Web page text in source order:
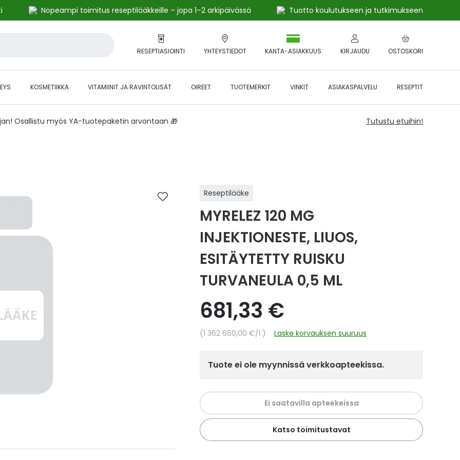
Nopeampi toimitus reseptilääkkeille – jopa 1–2 arkipäivässä
Tuotto koulutukseen ja tutkimukseen
RESEPTIASIOINTI YHTEYSTIEDOT OSTOSKORI
KANTA-ASIAKKUUS KIRJAUDU
KOSMETIIKKA VITAMIINIT JA RAVINTOLISÄT OIREET TUOTEMERKIT VINKIT ASIAKASPALVELU RESEPTIT
Osallistu myös YA-tuotepaketin arvontaan 🎁 Tutustu etuihin!
Reseptilääke
MYRELEZ 120 MG
INJEKTIONESTE, LIUOS,
ESITÄYTETTY RUISKU
TURVANEULA 0,5 ML
681,33 €
Yksikköhinta
1 362 660,00 €/l Laske korvauksen suuruus
Tuote ei ole myynnissä verkkoapteekissa.
Ei saatavilla apteekeissa
Katso toimitustavat